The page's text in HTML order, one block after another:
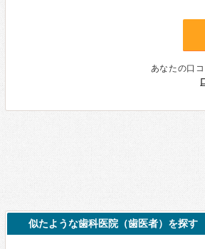
あなたの口
似たような歯科医院（歯医者）を探す